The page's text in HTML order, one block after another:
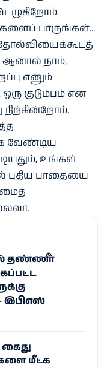
பாருங்கள்…
ஆனால் நாம்,
எனும்
குடும்பம் என
வேண்டிய
உங்கள்
பாதையை
தண்ணீர்
இபிஎஸ்
மீட்க